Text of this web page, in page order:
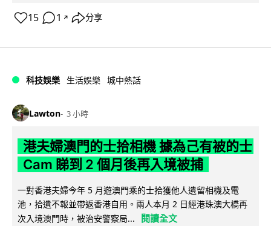
15 1 ↗ 分享
科技娛樂 生活娛樂 城中熱話
Lawton 3 小時
港夫婦澳門的士拾相機 據為己有被的士
Cam 睇到 2 個月後再入境被捕
一對香港夫婦今年 5 月遊澳門乘的士拾獲他人遺留相機及電
池，拾遺不報並帶返香港自用。兩人本月 2 日經港珠澳大橋再
次入境澳門時，被治安警察局...
閱讀全文